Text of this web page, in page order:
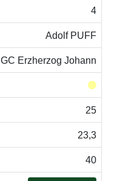
4
Adolf PUFF
GC Erzherzog Johann
25
23,3
40